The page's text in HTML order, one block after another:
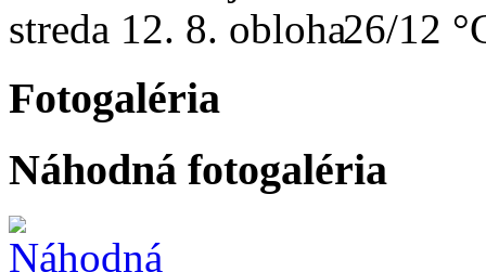
streda 12. 8. 26/12
Fotogaléria
Náhodná fotogaléria